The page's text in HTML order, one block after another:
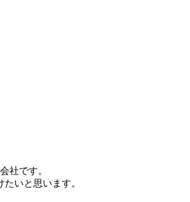
社です。
いと思います。